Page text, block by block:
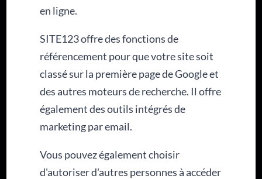
en ligne.
SITE123 offre des fonctions de
référencement pour que votre site soit
classé sur la première page de Google et
des autres moteurs de recherche. Il offre
également des outils intégrés de
marketing par email.
Vous pouvez également choisir
d'autoriser d'autres personnes à accéder